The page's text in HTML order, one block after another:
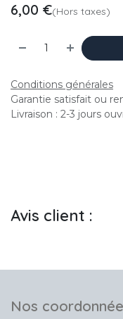
6,00 €(Hors taxes)
Conditions générales
Garantie satisfait ou
Livraison : 2-3 jours
Avis client :
Nos